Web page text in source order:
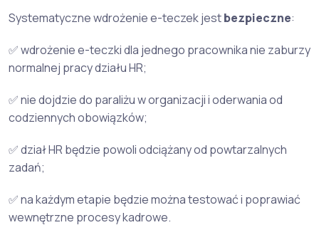
Systematyczne wdrożenie e-teczek jestbezpieczne:
✅ wdrożenie e-teczki dla jednego pracownika nie zaburzy
normalnej pracy działu HR;
✅ nie dojdzie do paraliżu w organizacji i oderwania od
codziennych obowiązków;
✅ dział HR będzie powoli odciążany od powtarzalnych
zadań;
✅ na każdym etapie będzie można testować i poprawiać
wewnętrzne procesy kadrowe.